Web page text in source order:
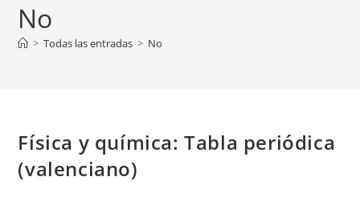
No
> Todas las entradas > No
Física y química: Tabla periódica
(valenciano)